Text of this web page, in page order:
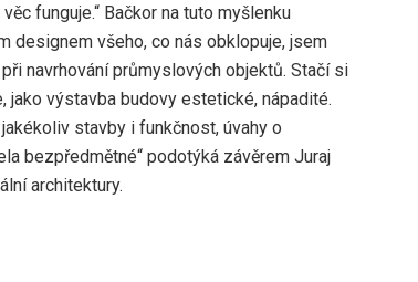
funguje.“ Bačkor na tuto myšlenku
designem všeho, co nás obklopuje, jsem
navrhování průmyslových objektů. Stačí si
výstavba budovy estetické, nápadité.
stavby i funkčnost, úvahy o
bezpředmětné“ podotýká závěrem Juraj
architektury.